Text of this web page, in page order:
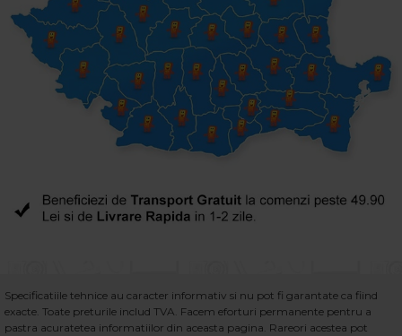
Specificatiile tehnice au caracter informativ si nu pot fi garantate ca fiind
exacte. Toate preturile includ TVA. Facem eforturi permanente pentru a
pastra acuratetea informatiilor din aceasta pagina. Rareori acestea pot